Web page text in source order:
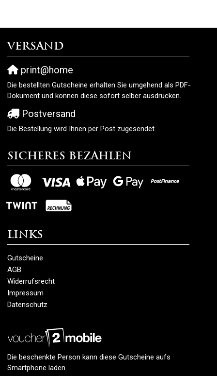
Versand
print@home
Die bestellten Gutscheine erhalten Sie umgehend als PDF-
Dokument und können diese sofort selber ausdrucken.
Postversand
Die Bestellung wird Ihnen per Post zugesendet.
Sicheres Bezahlen
Links
Gutscheine
AGB
Widerrufsrecht
Impressum
Datenschutz
Die beschenkte Person kann diese Gutscheine aufs
Smartphone laden.